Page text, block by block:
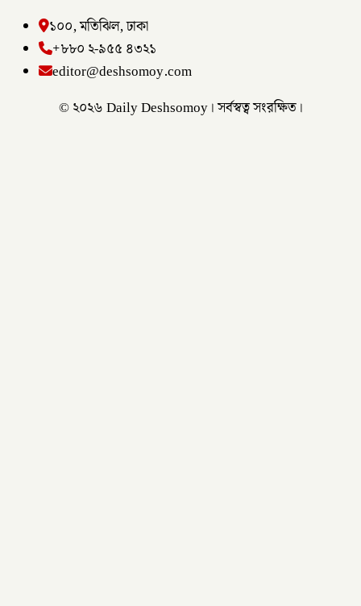
১০০, মতিঝিল, ঢাকা
+৮৮০ ২-৯৫৫ ৪৩২১
editor@deshsomoy.com
© ২০২৬ Daily Deshsomoy। সর্বস্বত্ব সংরক্ষিত।